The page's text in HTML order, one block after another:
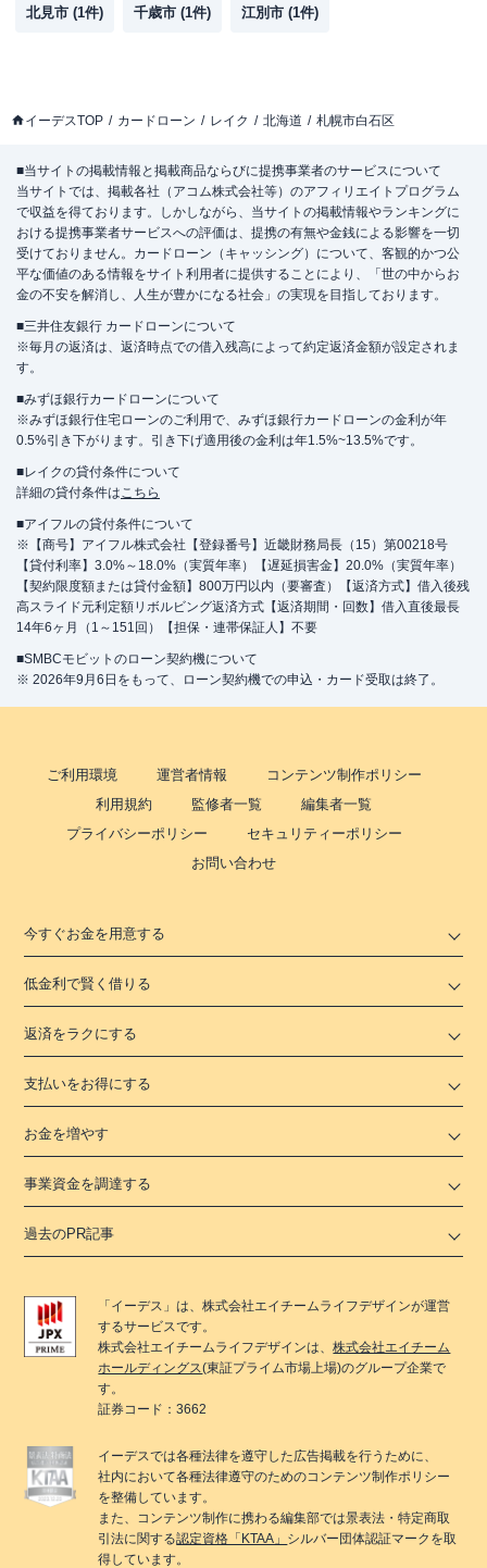
北見市 (1件) 千歳市 (1件) 江別市 (1件)
イーデスTOP カードローン レイク 北海道 札幌市白石区
■当サイトの掲載情報と掲載商品ならびに提携事業者のサービスについて
当サイトでは、掲載各社（アコム株式会社等）のアフィリエイトプログラム
で収益を得ております。しかしながら、当サイトの掲載情報やランキングに
おける提携事業者サービスへの評価は、提携の有無や金銭による影響を一切
受けておりません。カードローン（キャッシング）について、客観的かつ公
平な価値のある情報をサイト利用者に提供することにより、「世の中からお
金の不安を解消し、人生が豊かになる社会」の実現を目指しております。
■三井住友銀行 カードローンについて
※毎月の返済は、返済時点での借入残高によって約定返済金額が設定されま
す。
■みずほ銀行カードローンについて
※みずほ銀行住宅ローンのご利用で、みずほ銀行カードローンの金利が年
0.5%引き下がります。引き下げ適用後の金利は年1.5%~13.5%です。
■レイクの貸付条件について
詳細の貸付条件はこちら
■アイフルの貸付条件について
※【商号】アイフル株式会社【登録番号】近畿財務局長（15）第00218号
【貸付利率】3.0%～18.0%（実質年率）【遅延損害金】20.0%（実質年率）
【契約限度額または貸付金額】800万円以内（要審査）【返済方式】借入後残
高スライド元利定額リボルビング返済方式【返済期間・回数】借入直後最長
14年6ヶ月（1～151回）【担保・連帯保証人】不要
■SMBCモビットのローン契約機について
※ 2026年9月6日をもって、ローン契約機での申込・カード受取は終了。
ご利用環境 運営者情報
コンテンツ制作ポリシー
利用規約
監修者一覧
編集者一覧
プライバシーポリシー
セキュリティーポリシー
お問い合わせ
今すぐお金を用意する
低金利で賢く借りる
返済をラクにする
支払いをお得にする
お金を増やす
事業資金を調達する
過去のPR記事
「 イーデス 」は、株式会社エイチームライフデザインが運営
するサービスです。
株式会社エイチームライフデザインは、株式会社エイチーム
ホールディングス(東証プライム市場上場)のグループ企業で
す。
証券コード：3662
イーデスでは各種法律を遵守した広告掲載を行うために、
社内において各種法律遵守のためのコンテンツ制作ポリシー
を整備しています。
また、コンテンツ制作に携わる編集部では景表法・特定商取
引法に関する認定資格「KTAA」 シルバー団体認証マークを取
得しています。